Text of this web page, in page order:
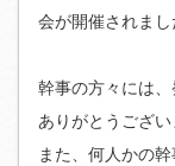
会が開催されまし
幹事の方々には、
ありがとうござい
また、何人かの